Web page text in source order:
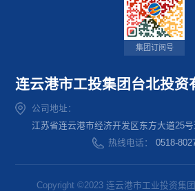
集团订阅号
连云港市工投集团台北投资
公司地址：
江苏省连云港市经济开发区东方大道25
热线电话：0518-
Copyright ©2023 连云港市工业投资集